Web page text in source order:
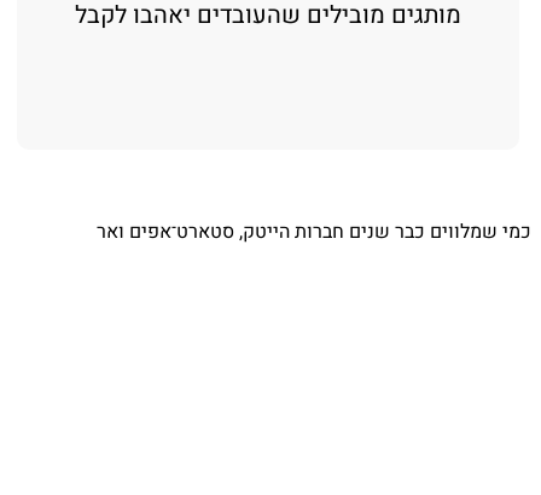
מותגים מובילים שהעובדים יאהבו לקבל
⁨ כמי שמלווים כבר שנים חברות הייטק, סטארט־אפים ואר